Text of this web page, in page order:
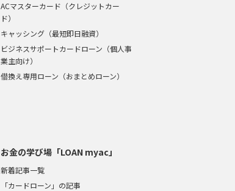
ACマスターカード（クレジットカー
ド）
キャッシング（最短即日融資）
ビジネスサポートカードローン（個人事
業主向け）
借換え専用ローン（おまとめローン）
お金の学び場「LOAN myac」
新着記事一覧
「カードローン」の記事